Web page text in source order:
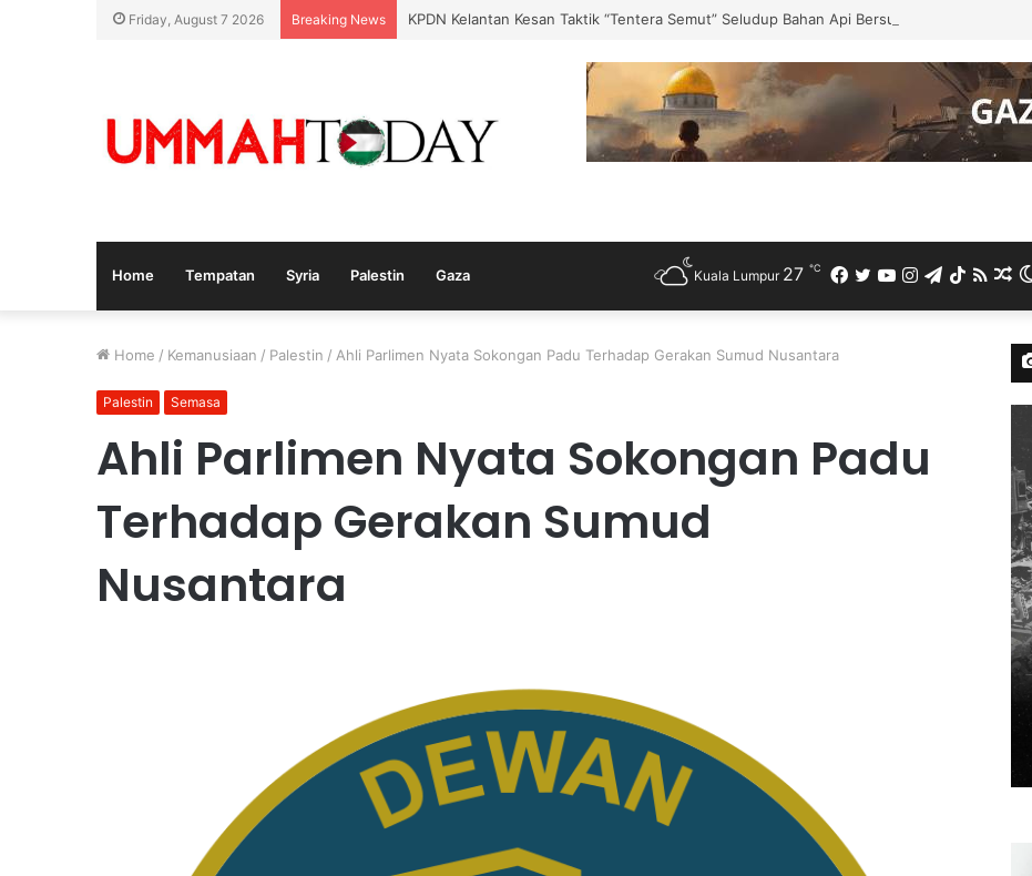
Friday, August 7 2026 Breaking News KPDN Kelantan Kesan Taktik “Tentera Semut” Seludup Bahan Api Bersubsidi di Sempadan
Home Tempatan Syria Palestin Gaza RSS
TikTok
Telegram
Instagram
YouTube
Twitter
Facebook
Kuala Lumpur 27 ℃
Home / Kemanusiaan / Palestin / Ahli Parlimen Nyata Sokongan Padu Terhadap Gerakan Sumud Nusantara
Palestin Semasa
Ahli Parlimen Nyata Sokongan Padu
Terhadap Gerakan Sumud
Nusantara